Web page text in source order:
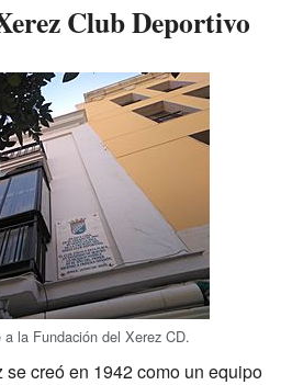
Club Deportivo
la Fundación del Xerez CD.
creó en 1942 como un equipo